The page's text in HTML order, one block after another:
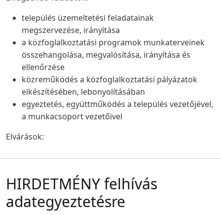
település üzemeltetési feladatainak
megszervezése, irányítása
a közfoglalkoztatási programok munkaterveinek
összehangolása, megvalósítása, irányítása és
ellenőrzése
közreműködés a közfoglalkoztatási pályázatok
elkészítésében, lebonyolításában
egyeztetés, együttműködés a település vezetőjével,
a munkacsoport vezetőivel
Elvárások:
HIRDETMÉNY felhívás
adategyeztetésre